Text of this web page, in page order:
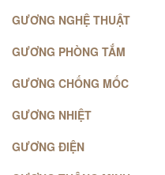
GƯƠNG NGHỆ THUẬT
GƯƠNG PHÒNG TẮM
GƯƠNG CHỐNG MỐC
GƯƠNG NHIỆT
GƯƠNG ĐIỆN